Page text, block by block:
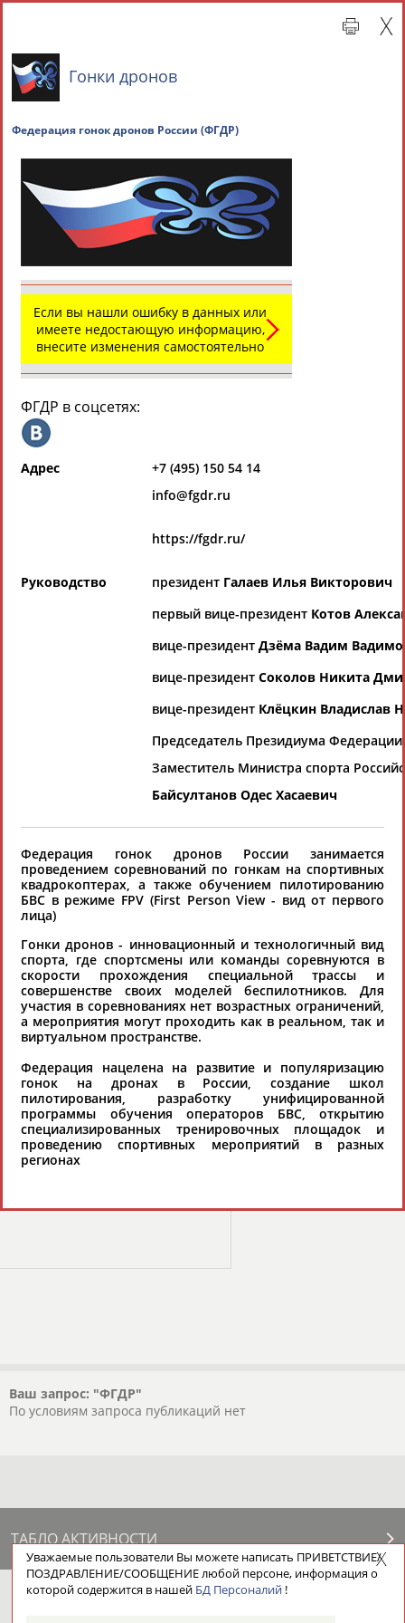
Всероссийские спортивные организации
ТАБЛО АКТИВНОСТИ
РЕСУРСНАЯ ПЛОЩАДКА
Всероссийские спортивные организации
Органы управления, федерации,
ВУЗы, Академии и т.п.
Если вы решили разместить информацию о
хорошо известной вам спортивной
организации или обнаружили какую-либо
ошибку в уже опубликованных данных и
хотите ее исправить, пожалуйста, вы можете
это сделать самостоятельно
Результаты поиска:1 организаций
100 последних изменений
Федерация гонок дронов
+7 (495) 150 54 14
info@fgdr.ru
https://fgdr.ru/
президент Галаев Илья Викторович
Ваш запрос: "ФГДР"
По условиям запроса публикаций нет
Гонки дронов
Федерация гонок дронов России (ФГДР)
Если вы нашли ошибку в данных или
имеете недостающую информацию,
внесите изменения самостоятельно
ФГДР в соцсетях:
Адрес
+7 (495) 150 54 14
info@fgdr.ru
https://fgdr.ru/
Руководство президент Галаев Илья Викторович
первый вице-президент Котов
вице-президент Дзёма Вадим
вице-президент Соколов Никита
вице-президент Клёцкин Владислав
Председатель Президиума
Заместитель Министра спорта
Байсултанов Одес Хасаевич
Федерация гонок дронов России занимается
проведением соревнований по гонкам на спортивных
квадрокоптерах, а также обучением пилотированию
БВС в режиме FPV (First Person View - вид от первого
лица)
Гонки дронов - инновационный и технологичный вид
спорта, где спортсмены или команды соревнуются в
скорости прохождения специальной трассы и
совершенстве своих моделей беспилотников. Для
участия в соревнованиях нет возрастных ограничений,
а мероприятия могут проходить как в реальном, так и
виртуальном пространстве.
Федерация нацелена на развитие и популяризацию
гонок на дронах в России, создание школ
пилотирования, разработку унифицированной
программы обучения операторов БВС, открытию
специализированных тренировочных площадок и
проведению спортивных мероприятий в разных
регионах
ТАБЛО АКТИВНОСТИ
ЦЕЛИ ПРОЕКТА НАШИ КНОПКИ
Уважаемые пользователи Вы можете написать ПРИВЕТСТВИЕ/
ПОЗДРАВЛЕНИЕ/СООБЩЕНИЕ любой персоне, информация о
которой содержится в нашей БД Персоналий!